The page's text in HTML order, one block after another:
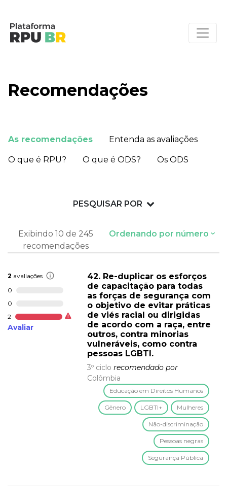
Recomendações
As recomendações Entenda as avaliações
O que é RPU? O que é ODS? Os ODS
PESQUISAR POR
Exibindo 10 de 245
recomendações
Ordenando por número
2 avaliações
0
0
2
Avaliar
42. Re-duplicar os esforços
de capacitação para todas
as forças de segurança com
o objetivo de evitar práticas
de viés racial ou dirigidas
de acordo com a raça, entre
outros, contra minorias
vulneráveis, como contra
pessoas LGBTI.
3º ciclo recomendado por
Colômbia
Educação em Direitos Humanos
Gênero LGBTI+ Mulheres
Não-discriminação
Pessoas negras
Segurança Pública